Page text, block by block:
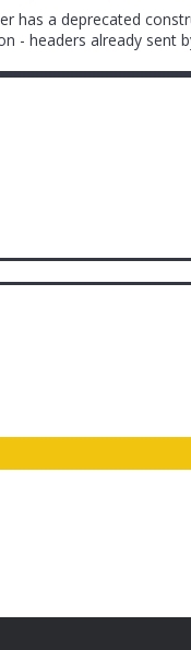
has a deprecated
- headers already sent